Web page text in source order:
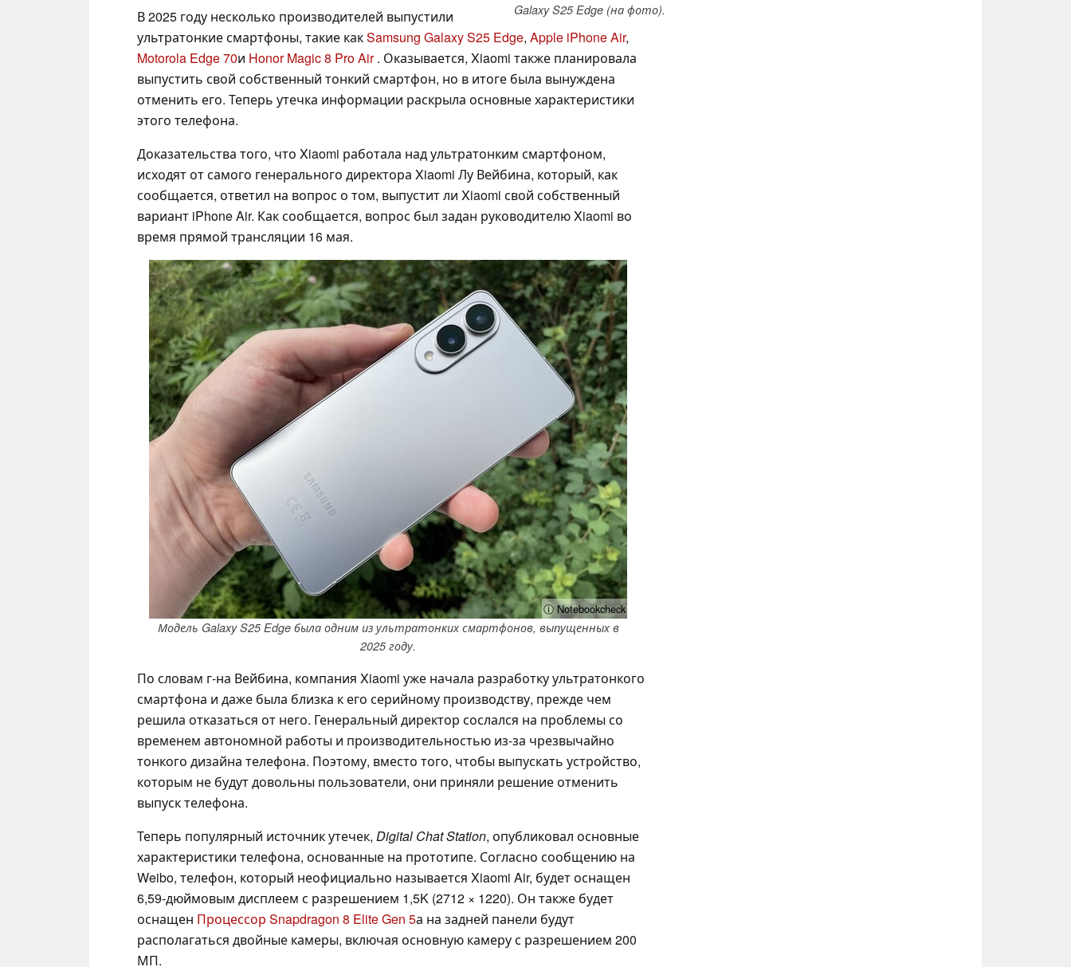
Galaxy S25 Edge (на фото).
В 2025 году несколько производителей выпустили
ультратонкие смартфоны, такие какSamsung Galaxy S25 Edge, Apple iPhone Air,
Motorola Edge 70и Honor Magic 8 Pro Air. Оказывается, Xiaomi также планировала
выпустить свой собственный тонкий смартфон, но в итоге была вынуждена
отменить его. Теперь утечка информации раскрыла основные характеристики
этого телефона.
Доказательства того, что Xiaomi работала над ультратонким смартфоном,
исходят от самого генерального директора Xiaomi Лу Вейбина, который, как
сообщается, ответил на вопрос о том, выпустит ли Xiaomi свой собственный
вариант iPhone Air. Как сообщается, вопрос был задан руководителю Xiaomi во
время прямой трансляции 16 мая.
ⓘ Notebookcheck
Модель Galaxy S25 Edge была одним из ультратонких смартфонов, выпущенных в
2025 году.
По словам г-на Вейбина, компания Xiaomi уже начала разработку ультратонкого
смартфона и даже была близка к его серийному производству, прежде чем
решила отказаться от него. Генеральный директор сослался на проблемы со
временем автономной работы и производительностью из-за чрезвычайно
тонкого дизайна телефона. Поэтому, вместо того, чтобы выпускать устройство,
которым не будут довольны пользователи, они приняли решение отменить
выпуск телефона.
Теперь популярный источник утечек, Digital Chat Station, опубликовал основные
характеристики телефона, основанные на прототипе. Согласно сообщению на
Weibo, телефон, который неофициально называется Xiaomi Air, будет оснащен
6,59-дюймовым дисплеем с разрешением 1,5K (2712 × 1220). Он также будет
оснащен Процессор Snapdragon 8 Elite Gen 5а на задней панели будут
располагаться двойные камеры, включая основную камеру с разрешением 200
МП.